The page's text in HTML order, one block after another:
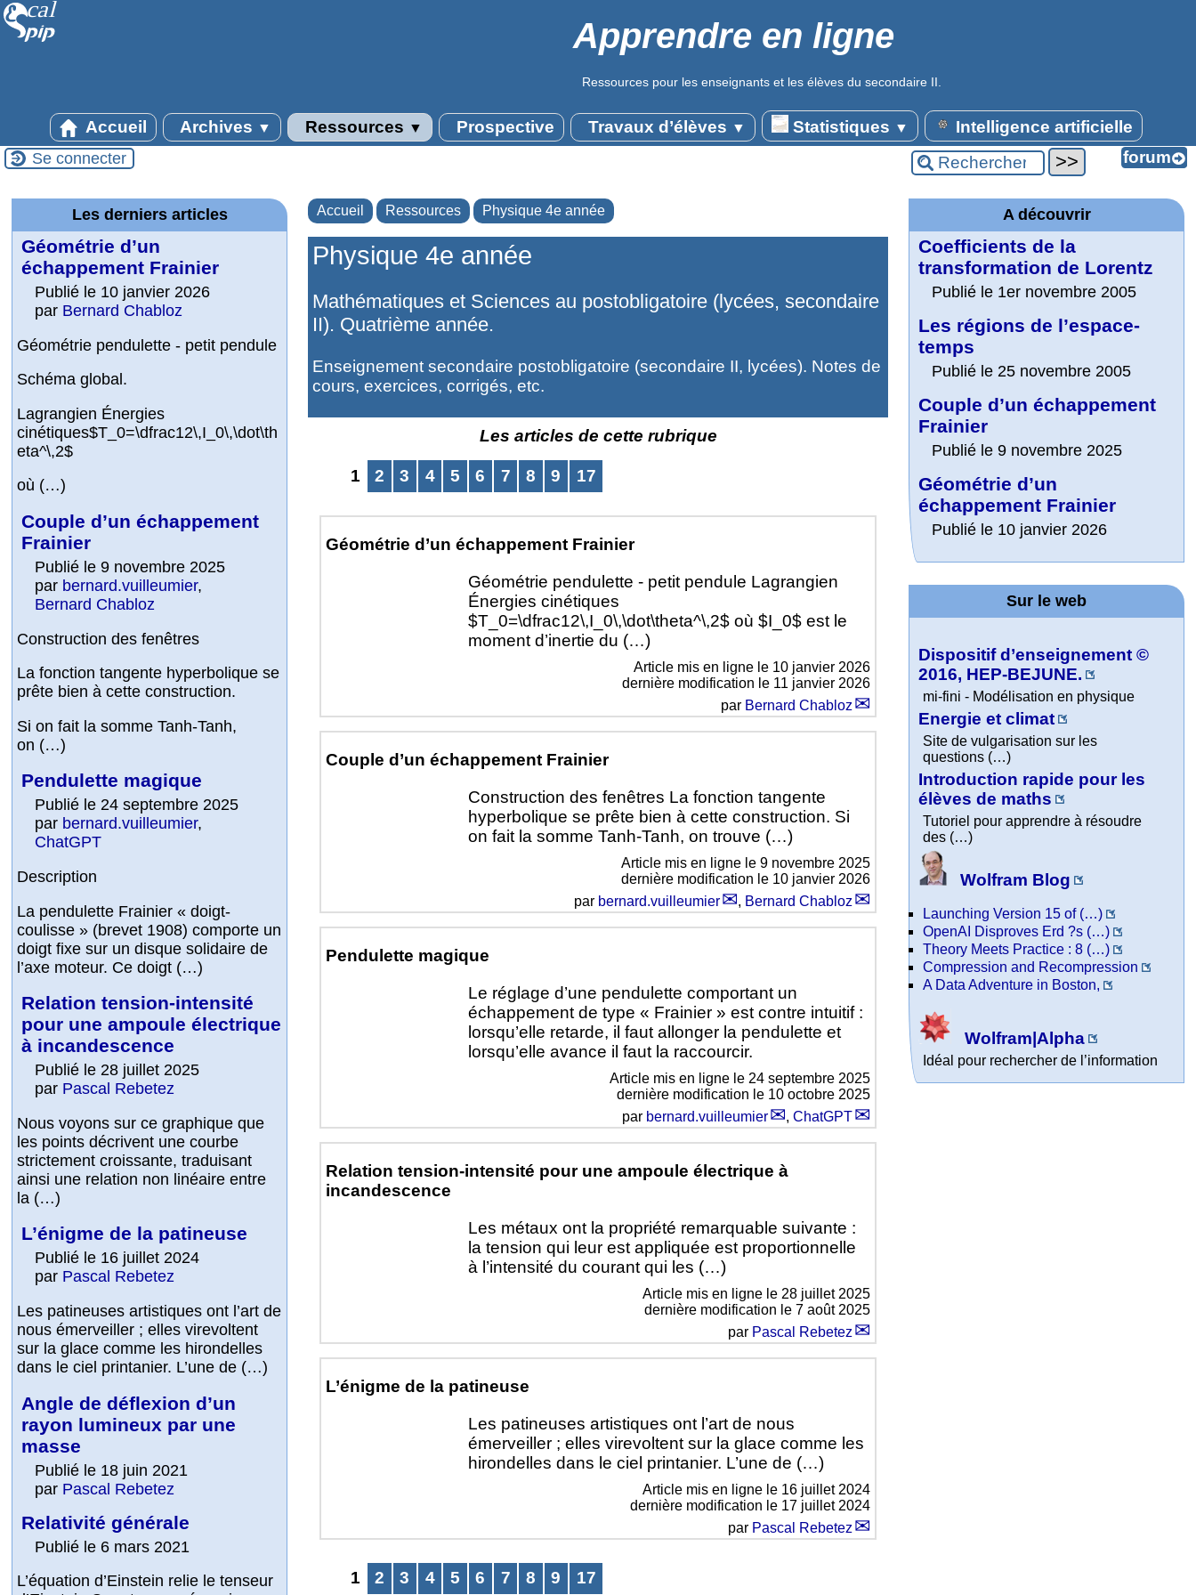
Apprendre en ligne
Ressources pour les enseignants et les élèves du secondaire II.
Accueil Archives ▼ Ressources ▼ Prospective Travaux d’élèves ▼ Statistiques ▼ Intelligence artificielle
Se connecter
Accueil Ressources Physique 4e année
Physique 4e année
Mathématiques et Sciences au postobligatoire (lycées, secondaire
II). Quatrième année.
Enseignement secondaire postobligatoire (secondaire II, lycées). Notes de
cours, exercices, corrigés, etc.
Les articles de cette rubrique
1 2 3 4 5 6 7 8 9 17
Géométrie d’un échappement Frainier
Géométrie pendulette - petit pendule Lagrangien
Énergies cinétiques
$T_0=\dfrac12\,I_0\,\dot\theta^\,2$ où $I_0$ est le
moment d’inertie du (…)
Article mis en ligne le 10 janvier 2026
dernière modification le 11 janvier 2026
par Bernard Chabloz
Couple d’un échappement Frainier
Construction des fenêtres La fonction tangente
hyperbolique se prête bien à cette construction. Si
on fait la somme Tanh-Tanh, on trouve (…)
Article mis en ligne le 9 novembre 2025
dernière modification le 10 janvier 2026
par bernard.vuilleumier , Bernard Chabloz
Pendulette magique
Le réglage d’une pendulette comportant un
échappement de type « Frainier » est contre intuitif :
lorsqu’elle retarde, il faut allonger la pendulette et
lorsqu’elle avance il faut la raccourcir.
Article mis en ligne le 24 septembre 2025
dernière modification le 10 octobre 2025
par bernard.vuilleumier , ChatGPT
Relation tension-intensité pour une ampoule électrique à
incandescence
Les métaux ont la propriété remarquable suivante :
la tension qui leur est appliquée est proportionnelle
à l’intensité du courant qui les (…)
Article mis en ligne le 28 juillet 2025
dernière modification le 7 août 2025
par Pascal Rebetez
L’énigme de la patineuse
Les patineuses artistiques ont l’art de nous
émerveiller ; elles virevoltent sur la glace comme les
hirondelles dans le ciel printanier. L’une de (…)
Article mis en ligne le 16 juillet 2024
dernière modification le 17 juillet 2024
par Pascal Rebetez
1 2 3 4 5 6 7 8 9 17
Les derniers articles
Géométrie d’un
échappement Frainier
Publié le 10 janvier 2026
par Bernard Chabloz
Géométrie pendulette - petit pendule
Schéma global.
Lagrangien Énergies
cinétiques$T_0=\dfrac12\,I_0\,\dot\th
eta^\,2$
où (…)
Couple d’un échappement
Frainier
Publié le 9 novembre 2025
par bernard.vuilleumier,
Bernard Chabloz
Construction des fenêtres
La fonction tangente hyperbolique se
prête bien à cette construction.
Si on fait la somme Tanh-Tanh,
on (…)
Pendulette magique
Publié le 24 septembre 2025
par bernard.vuilleumier,
ChatGPT
Description
La pendulette Frainier « doigt-
coulisse » (brevet 1908) comporte un
doigt fixe sur un disque solidaire de
l’axe moteur. Ce doigt (…)
Relation tension-intensité
pour une ampoule électrique
à incandescence
Publié le 28 juillet 2025
par Pascal Rebetez
Nous voyons sur ce graphique que
les points décrivent une courbe
strictement croissante, traduisant
ainsi une relation non linéaire entre
la (…)
L’énigme de la patineuse
Publié le 16 juillet 2024
par Pascal Rebetez
Les patineuses artistiques ont l’art de
nous émerveiller ; elles virevoltent
sur la glace comme les hirondelles
dans le ciel printanier. L’une de (…)
Angle de déflexion d’un
rayon lumineux par une
masse
Publié le 18 juin 2021
par Pascal Rebetez
Relativité générale
Publié le 6 mars 2021
L’équation d’Einstein relie le tenseur
A découvrir
Coefficients de la
transformation de Lorentz
Publié le 1er novembre 2005
Les régions de l’espace-
temps
Publié le 25 novembre 2005
Couple d’un échappement
Frainier
Publié le 9 novembre 2025
Géométrie d’un
échappement Frainier
Publié le 10 janvier 2026
Sur le web
Dispositif d’enseignement ©
2016, HEP-BEJUNE.
mi-fini - Modélisation en physique
Energie et climat
Site de vulgarisation sur les
questions (…)
Introduction rapide pour les
élèves de maths
Tutoriel pour apprendre à résoudre
des (…)
Wolfram Blog
Launching Version 15 of (…)
OpenAI Disproves Erd ?s (…)
Theory Meets Practice : 8 (…)
Compression and Recompression
A Data Adventure in Boston,
Wolfram|Alpha
Idéal pour rechercher de l’information